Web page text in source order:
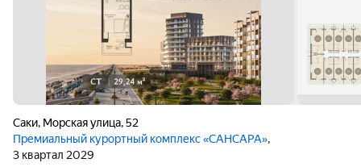
Саки, Морская улица,52
Премиальный курортный комплекс «САНСАРА»,
3 квартал 2029